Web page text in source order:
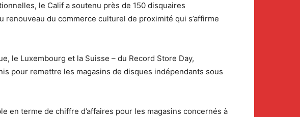
le Calif a soutenu près de 150 disquaires
du commerce culturel de proximité qui s’affirme
le Luxembourg et la Suisse – du Record Store Day,
pour remettre les magasins de disques indépendants sous
en terme de chiffre d’affaires pour les magasins concernés à